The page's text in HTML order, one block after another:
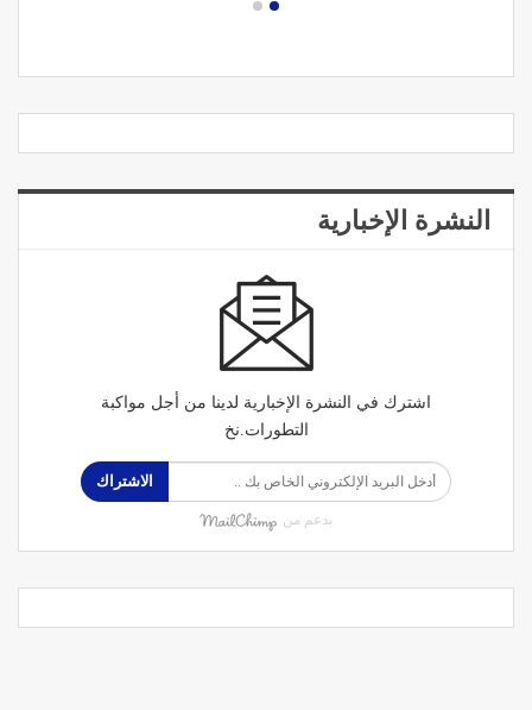
النشرة الإخبارية
اشترك في النشرة الإخبارية لدينا من أجل مواكبة
التطورات.نخ
الاشتراك
بدعم من